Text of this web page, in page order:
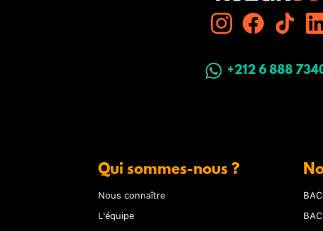
+212 6 888
Qui sommes-nous ?
Nous connaître
L'équipe